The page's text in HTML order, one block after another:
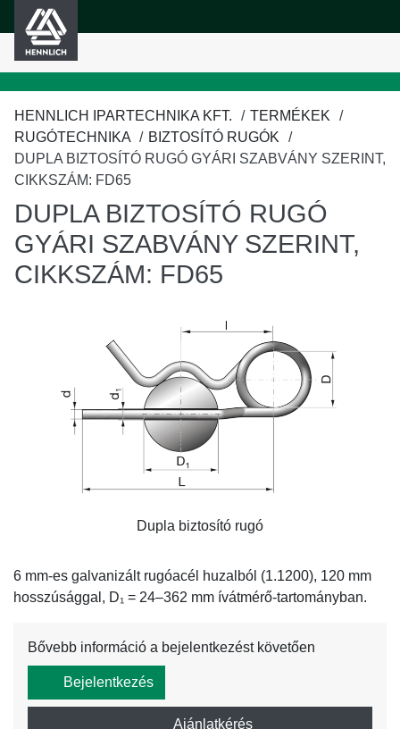
tartalomra
HENNLICH IPARTECHNIKA KFT.
TERMÉKEK
RUGÓTECHNIKA
BIZTOSÍTÓ RUGÓK
DUPLA BIZTOSÍTÓ RUGÓ GYÁRI SZABVÁNY SZERINT,
CIKKSZÁM: FD65
DUPLA BIZTOSÍTÓ RUGÓ
GYÁRI SZABVÁNY SZERINT,
CIKKSZÁM: FD65
Dupla biztosító rugó
6 mm-es galvanizált rugóacél huzalból (1.1200), 120 mm
hosszúsággal, D₁ = 24–362 mm ívátmérő-tartományban.
Bővebb információ a bejelentkezést követően
Bejelentkezés
Ajánlatkérés